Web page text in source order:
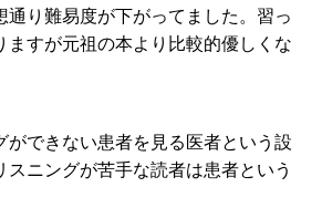
通り難易度が下がってました。習っ
ますが元祖の本より比較的優しくな
ができない患者を見る医者という設
スニングが苦手な読者は患者という